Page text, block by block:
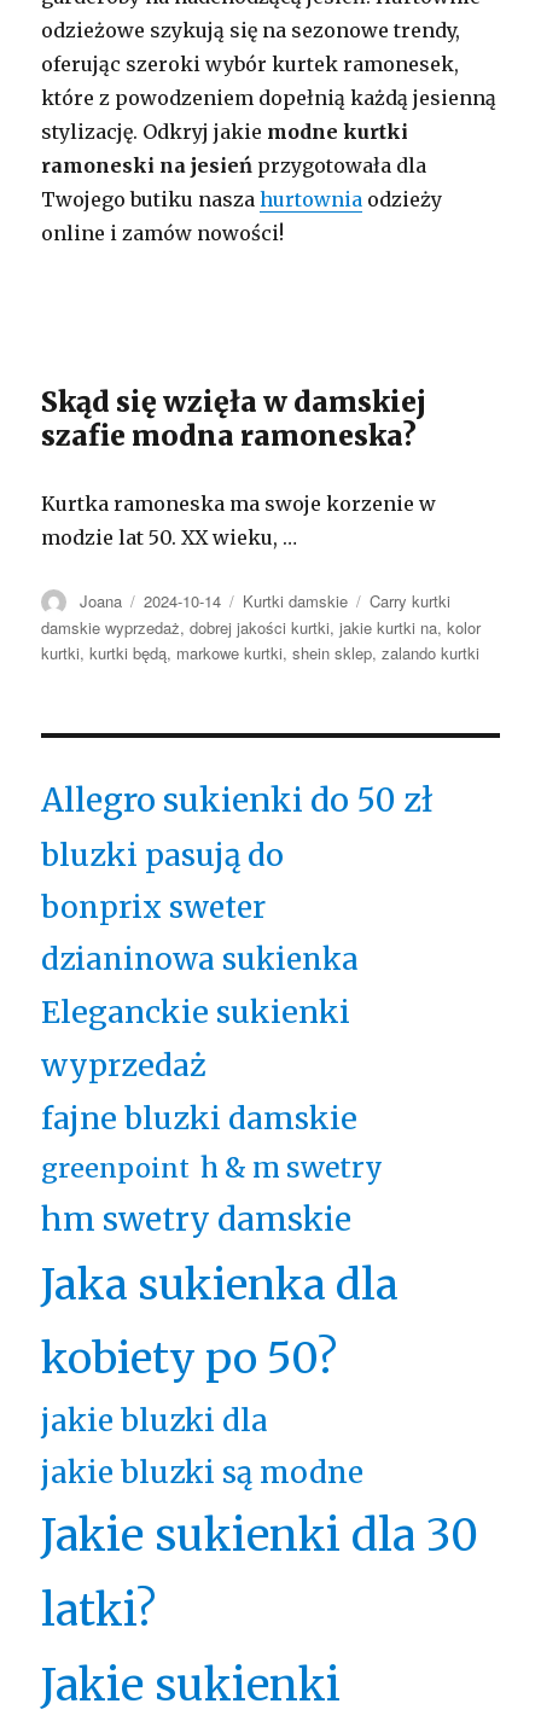
odzieżowe szykują się na sezonowe trendy,
oferując szeroki wybór kurtek ramonesek,
które z powodzeniem dopełnią każdą jesienną
stylizację. Odkryj jakie modne kurtki
ramoneski na jesień przygotowała dla
Twojego butiku naszahurtownia odzieży
online i zamów nowości!
Skąd się wzięła w damskiej
szafie modna ramoneska?
Kurtka ramoneska ma swoje korzenie w
modzie lat 50. XX wieku, …
Autor
Joana Opublikowano
2024-10-14 Kategorie
Kurtki damskie Tagi
Carry kurtki
damskie wyprzedaż,dobrej jakości kurtki,jakie kurtki na,kolor
kurtki,kurtki będą, markowe kurtki,shein sklep,zalando kurtki
Allegro sukienki do 50 zł
bluzki pasują do
bonprix sweter
dzianinowa sukienka
Eleganckie sukienki
wyprzedaż
fajne bluzki damskie
greenpoint h & m swetry
hm swetry damskie
Jaka sukienka dla
kobiety po 50?
jakie bluzki dla
jakie bluzki są modne
Jakie sukienki dla 30
latki?
Jakie sukienki